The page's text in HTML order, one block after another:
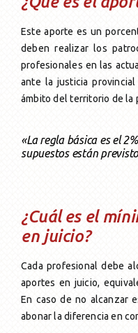
Este aporte es un
deben realizar los
profesionales en las
ante la justicia
ámbito del territorio de la
«La regla básica es el
supuestos están
¿Cuál es el
en juicio?
Cada profesional debe
aportes en juicio,
En caso de no alcanzar
abonar la diferencia en